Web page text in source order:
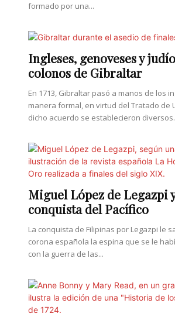
formado por una...
Ingleses, genoveses y
colonos de Gibraltar
En 1713, Gibraltar pasó a manos de los
manera formal, en virtud del Tratado de
dicho acuerdo se establecieron
Miguel López de Legazpi
conquista del Pacífico
La conquista de Filipinas por Legazpi le
corona española la espina que se le
con la guerra de las...